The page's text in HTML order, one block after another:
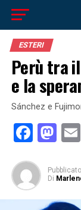
ESTERI
Perù tra
e la
Sánchez e
Pubblicato
Di